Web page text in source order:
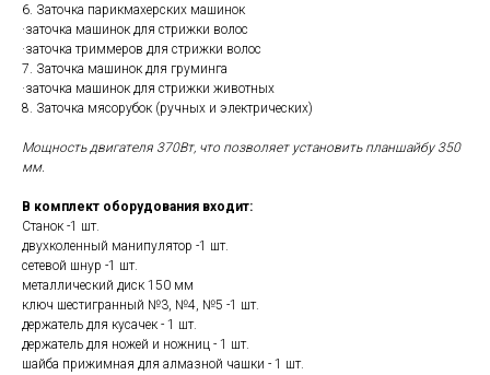
6. Заточка парикмахерских машинок
·заточка машинок для стрижки волос
·заточка триммеров для стрижки волос
7. Заточка машинок для груминга
·заточка машинок для стрижки животных
8. Заточка мясорубок (ручных и электрических)
Мощность двигателя 370Вт, что позволяет установить планшайбу 350
мм.
В комплект оборудования входит:
Станок -1 шт.
двухколенный манипулятор -1 шт.
сетевой шнур -1 шт.
металлический диск 150 мм
ключ шестигранный №3, №4, №5 -1 шт.
держатель для кусачек - 1 шт.
держатель для ножей и ножниц - 1 шт.
шайба прижимная для алмазной чашки - 1 шт.